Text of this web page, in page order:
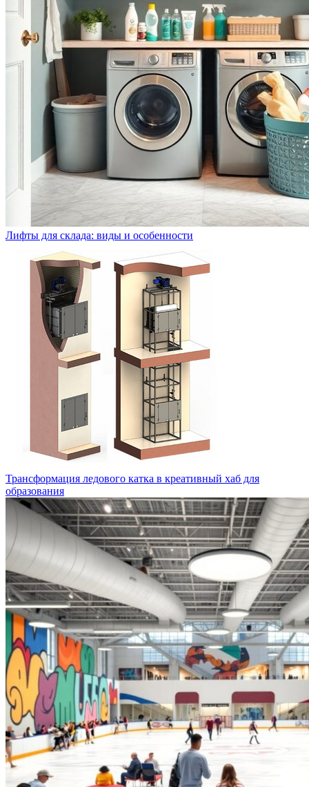
Лифты для склада: виды и особенности
Трансформация ледового катка в креативный хаб для
образования